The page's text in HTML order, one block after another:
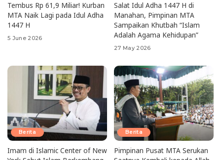
Tembus Rp 61,9 Miliar! Kurban
MTA Naik Lagi pada Idul Adha
1447 H
5 June 2026
Salat Idul Adha 1447 H di
Manahan, Pimpinan MTA
Sampaikan Khutbah “Islam
Adalah Agama Kehidupan”
27 May 2026
Berita
Imam di Islamic Center of New
Berita
Pimpinan Pusat MTA Serukan